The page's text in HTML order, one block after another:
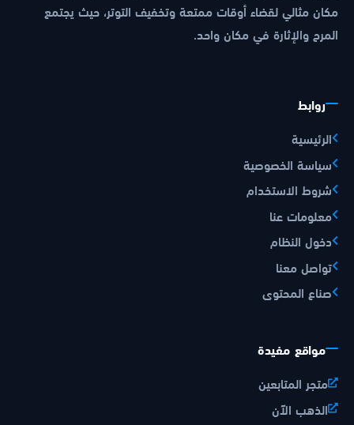
مكان مثالي لقضاء أوقات ممتعة وتخفيف التوتر، حيث يجتمع
المرح والإثارة في مكان واحد.
روابط
الرئيسية
سياسة الخصوصية
شروط الاستخدام
معلومات عنا
دخول النظام
تواصل معنا
صناع المحتوى
مواقع مفيدة
متجر المتابعين
الذهب الآن